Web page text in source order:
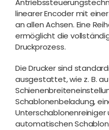
linearer Encoder mit
an allen Achsen. Eine
ermöglicht die
Druckprozess.
Die Drucker sind
ausgestattet, wie z. B.
Schablonenbeladung,
Unterschablonenreiniger
automatischen